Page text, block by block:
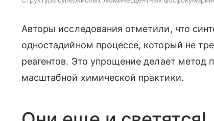
Авторы исследования отметили, что
одностадийном процессе, который не
реагентов. Это упрощение делает
масштабной химической практики.